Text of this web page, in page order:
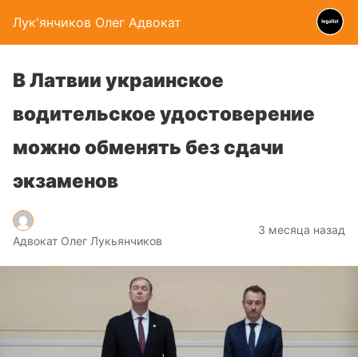
Лук'янчиков Олег Адвокат
В Латвии украинское
водительское удостоверение
можно обменять без сдачи
экзаменов
Адвокат Олег Лукьянчиков
3 месяца назад